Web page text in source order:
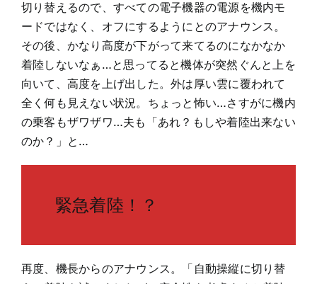
切り替えるので、すべての電子機器の電源を機内モ
ードではなく、オフにするようにとのアナウンス。
その後、かなり高度が下がって来てるのになかなか
着陸しないなぁ…と思ってると機体が突然ぐんと上を
向いて、高度を上げ出した。外は厚い雲に覆われて
全く何も見えない状況。ちょっと怖い…さすがに機内
の乗客もザワザワ…夫も「あれ？もしや着陸出来ない
のか？」と…
緊急着陸！？
再度、機長からのアナウンス。「自動操縦に切り替